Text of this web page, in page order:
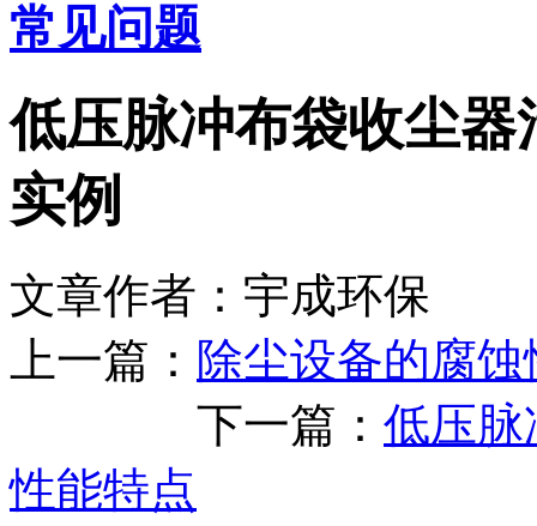
常见问题
低压脉冲布袋收尘
实例
文章作者：宇成环保
上一篇： 除尘设备的腐
下一篇： 低压脉
性能特点